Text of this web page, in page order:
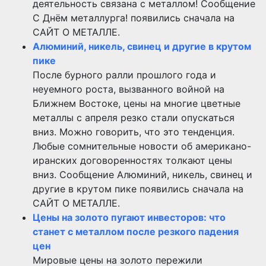
деятельность связана с металлом! Сообщение
С Днём металлурга! появились сначала на
САЙТ О МЕТАЛЛЕ.
Алюминий, никель, свинец и другие в крутом
пике
После бурного ралли прошлого года и
неуемного роста, вызванного войной на
Ближнем Востоке, цены на многие цветные
металлы с апреля резко стали опускаться
вниз. Можно говорить, что это тенденция.
Любые сомнительные новости об американо-
иранских договоренностях толкают цены
вниз. Сообщение Алюминий, никель, свинец и
другие в крутом пике появились сначала на
САЙТ О МЕТАЛЛЕ.
Цены на золото пугают инвесторов: что
станет с металлом после резкого падения
цен
Мировые цены на золото пережили